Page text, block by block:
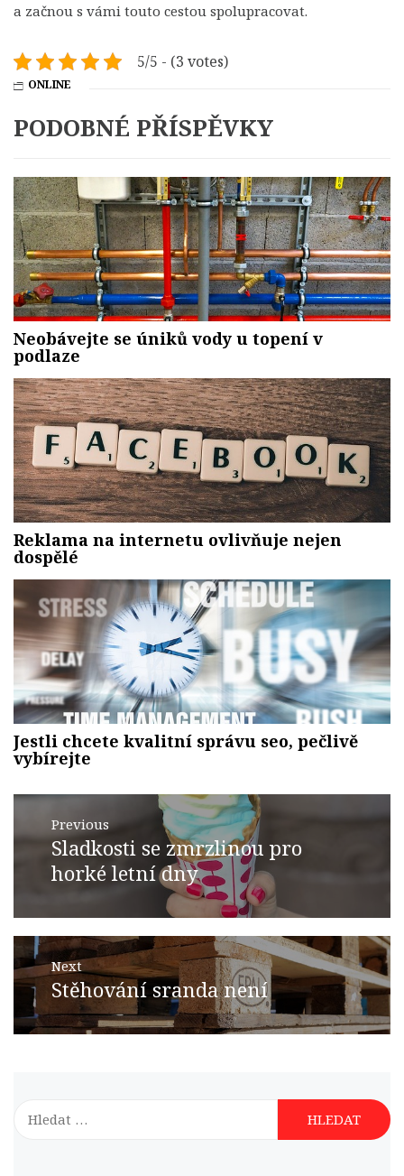
a začnou s vámi touto cestou spolupracovat.
5/5 - (3 votes)
ONLINE
PODOBNÉ PŘÍSPĚVKY
Neobávejte se úniků vody u topení v
podlaze
Reklama na internetu ovlivňuje nejen
dospělé
Jestli chcete kvalitní správu seo, pečlivě
vybírejte
Navigace
pro
příspěvek
Previous
Previous
post:
Sladkosti se zmrzlinou pro
horké letní dny
Next
Next
post:
Stěhování sranda není